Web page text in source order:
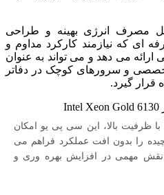
مصرف انرژی بهینه و طراحی
ای که نیازمند کارکرد مداوم و
ارائه می دهد و می تواند به عنوان
و سرورهای کوچک در دفاتر
قرار گیرد.
با پشتیبانی از حافظه های DDR4 با ظرفیت بالا، این سی پی یو امکان
را بدون افت عملکرد فراهم می
مهمی در افزایش بهره وری و